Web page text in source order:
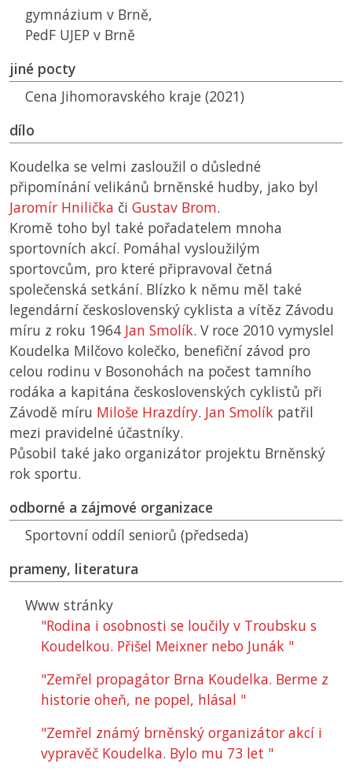
gymnázium v Brně,
PedF UJEP v Brně
jiné pocty
Cena Jihomoravského kraje (2021)
dílo
Koudelka se velmi zasloužil o důsledné
připomínání velikánů brněnské hudby, jako byl
Jaromír Hnilička či Gustav Brom.
Kromě toho byl také pořadatelem mnoha
sportovních akcí. Pomáhal vysloužilým
sportovcům, pro které připravoval četná
společenská setkání. Blízko k němu měl také
legendární československý cyklista a vítěz Závodu
míru z roku 1964 Jan Smolík. V roce 2010 vymyslel
Koudelka Milčovo kolečko, benefiční závod pro
celou rodinu v Bosonohách na počest tamního
rodáka a kapitána československých cyklistů při
Závodě míru Miloše Hrazdíry. Jan Smolík patřil
mezi pravidelné účastníky.
Působil také jako organizátor projektu Brněnský
rok sportu.
odborné a zájmové organizace
Sportovní oddíl seniorů (předseda)
prameny, literatura
Www stránky
"Rodina i osobnosti se loučily v Troubsku s
Koudelkou. Přišel Meixner nebo Junák "
"Zemřel propagátor Brna Koudelka. Berme z
historie oheň, ne popel, hlásal "
"Zemřel známý brněnský organizátor akcí i
vypravěč Koudelka. Bylo mu 73 let "